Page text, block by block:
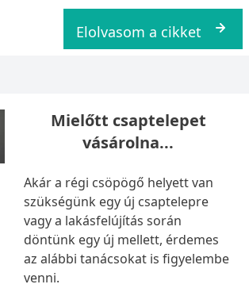
Elolvasom a cikket
Mielőtt csaptelepet
vásárolna...
Akár a régi csöpögő helyett van
szükségünk egy új csaptelepre
vagy a lakásfelújítás során
döntünk egy új mellett, érdemes
az alábbi tanácsokat is figyelembe
venni.